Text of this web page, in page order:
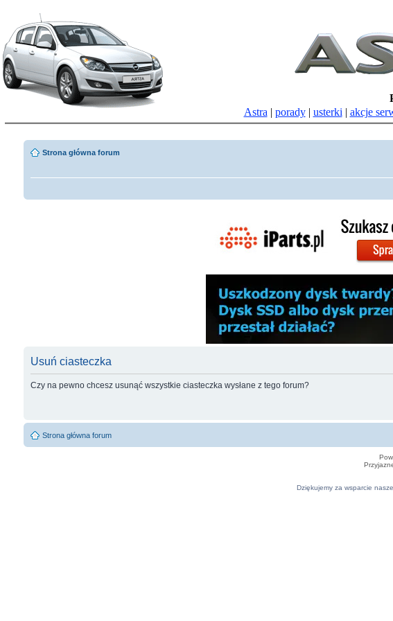
Astra | porady| usterki | akcje
Strona główna forum
Usuń ciasteczka
Czy na pewno chcesz usunąć wszystkie ciasteczka wysłane z tego forum?
Strona główna forum
Dziękujemy za wsparcie